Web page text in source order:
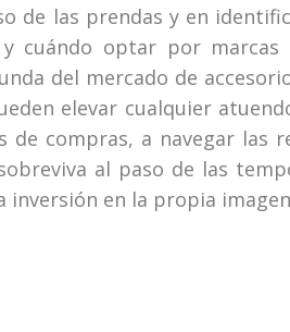
de las prendas y en
cuándo optar por marcas
del mercado de
elevar cualquier
de compras, a navegar las
al paso de las
inversión en la propia